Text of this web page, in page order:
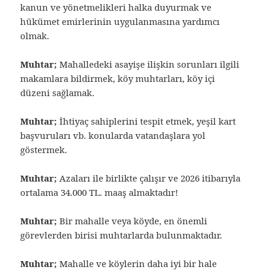
kanun ve yönetmelikleri halka duyurmak ve
hükümet emirlerinin uygulanmasına yardımcı
olmak.
Muhtar;Mahalledeki asayişe ilişkin sorunları ilgili
makamlara bildirmek, köy muhtarları, köy içi
düzeni sağlamak.
Muhtar; İhtiyaç sahiplerini tespit etmek, yeşil kart
başvuruları vb. konularda vatandaşlara yol
göstermek.
Muhtar; Azaları ile birlikte çalışır ve 2026 itibarıyla
ortalama 34.000 TL. maaş almaktadır!
Muhtar;Bir mahalle veya köyde, en önemli
görevlerden birisi muhtarlarda bulunmaktadır.
Muhtar; Mahalle ve köylerin daha iyi bir hale